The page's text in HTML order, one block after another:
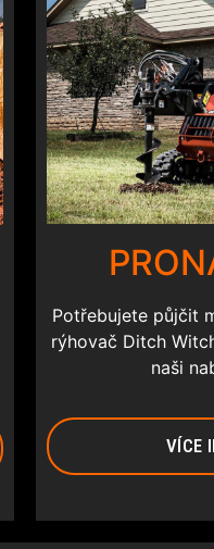
Potřebujete půjčit
rýhovač Ditch
naši
VÍCE